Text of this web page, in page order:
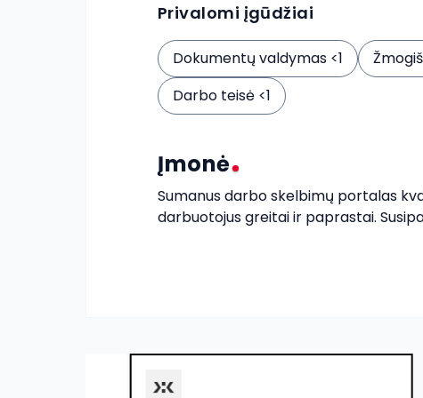
Privalomi įgūdžiai
Dokumentų valdymas <1
Darbo teisė <1
Įmonė
Sumanus darbo skelbimų portalas
darbuotojus greitai ir paprastai.